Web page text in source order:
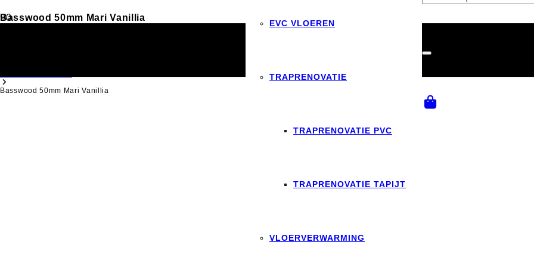
EVC VLOEREN
TRAPRENOVATIE
TRAPRENOVATIE PVC
TRAPRENOVATIE TAPIJT
VLOERVERWARMING
Basswood 50mm Mari Vanillia
Basswood 50mm Mari Vanillia